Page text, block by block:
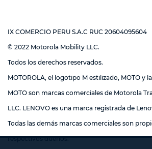
IX COMERCIO PERU S.A.C RUC 20604095604
© 2022 Motorola Mobility LLC.
Todos los derechos reservados.
MOTOROLA, el logotipo M estilizado, MOTO y
MOTO son marcas comerciales de Motorola
LLC. LENOVO es una marca registrada de
Todas las demás marcas comerciales son